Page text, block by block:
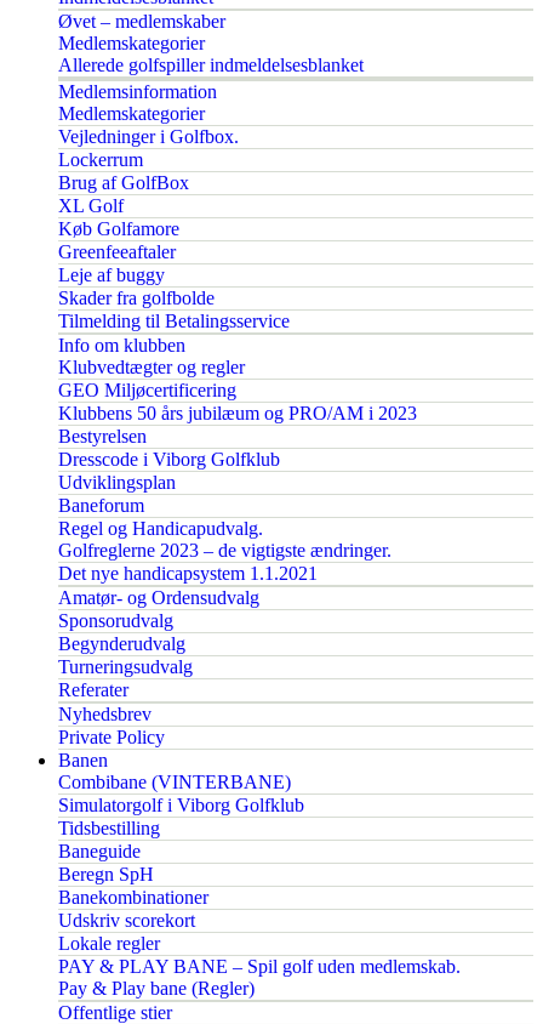
Øvet – medlemskaber
Medlemskategorier
Allerede golfspiller indmeldelsesblanket
Medlemsinformation
Medlemskategorier
Vejledninger i Golfbox.
Lockerrum
Brug af GolfBox
XL Golf
Køb Golfamore
Greenfeeaftaler
Leje af buggy
Skader fra golfbolde
Tilmelding til Betalingsservice
Info om klubben
Klubvedtægter og regler
GEO Miljøcertificering
Klubbens 50 års jubilæum og PRO/AM i 2023
Bestyrelsen
Dresscode i Viborg Golfklub
Udviklingsplan
Baneforum
Regel og Handicapudvalg.
Golfreglerne 2023 – de vigtigste ændringer.
Det nye handicapsystem 1.1.2021
Amatør- og Ordensudvalg
Sponsorudvalg
Begynderudvalg
Turneringsudvalg
Referater
Nyhedsbrev
Private Policy
Banen
Combibane (VINTERBANE)
Simulatorgolf i Viborg Golfklub
Tidsbestilling
Baneguide
Beregn SpH
Banekombinationer
Udskriv scorekort
Lokale regler
PAY & PLAY BANE – Spil golf uden medlemskab.
Pay & Play bane (Regler)
Offentlige stier